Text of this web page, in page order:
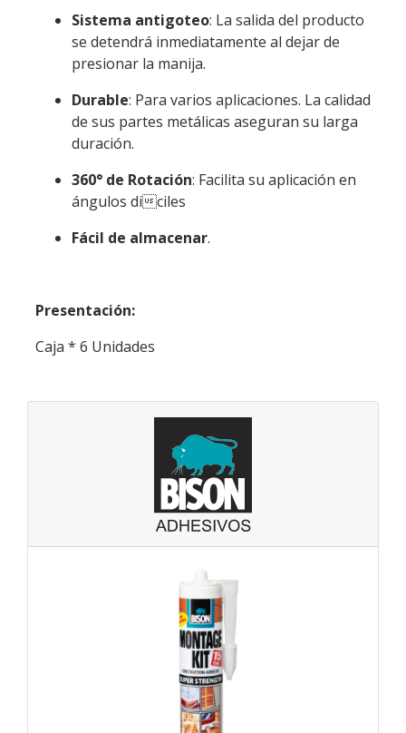
Sistema antigoteo: La salida del producto
se detendrá inmediatamente al dejar de
presionar la manija.
Durable: Para varios aplicaciones. La calidad
de sus partes metálicas aseguran su larga
duración.
360° de Rotación: Facilita su aplicación en
ángulos diciles
Fácil de almacenar.
Presentación:
Caja * 6 Unidades